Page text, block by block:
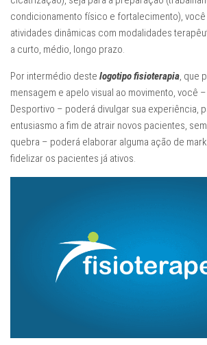
condicionamento físico e fortalecimento),
atividades dinâmicas com modalidades
a curto, médio, longo prazo.
Por intermédio deste logotipo fisioterapia, que
mensagem e apelo visual ao movimento, você
Desportivo – poderá divulgar sua experiência,
entusiasmo a fim de atrair novos pacientes,
quebra – poderá elaborar alguma ação de
fidelizar os pacientes já ativos.